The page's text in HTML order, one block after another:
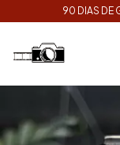
90 DIAS DE